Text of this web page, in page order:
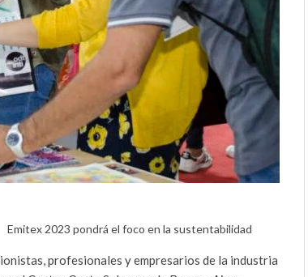
Emitex 2023 pondrá el foco en la sustentabilidad
profesionales y empresarios de la industria